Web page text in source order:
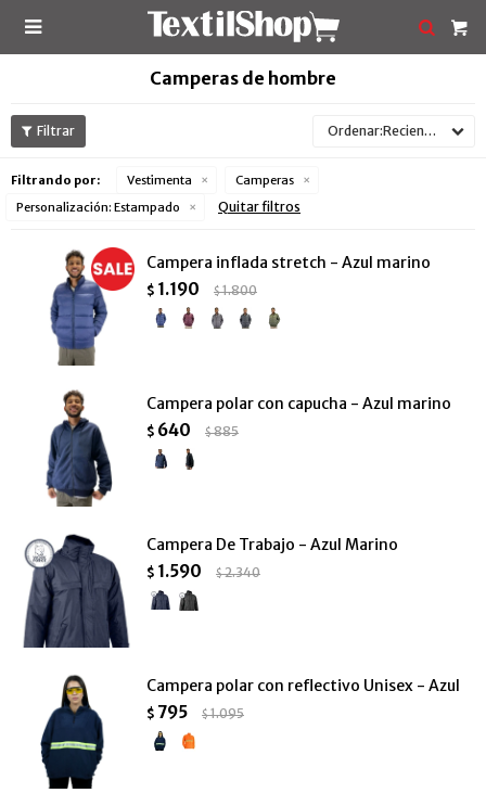

Camperas de hombre
Recientes
Filtrando por: Vestimenta
Camperas
Personalización: Estampado Quitar filtros
Campera inflada stretch - Azul marino
$ 1.190 $1.800
Campera polar con capucha - Azul marino
$ 640 $885
Campera De Trabajo - Azul Marino
$ 1.590 $2.340
Campera polar con reflectivo Unisex - Azul
$ 795 $1.095